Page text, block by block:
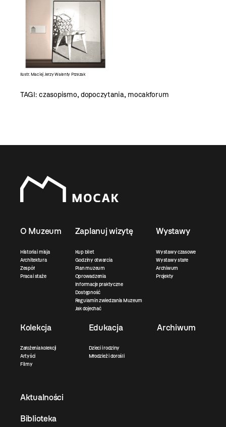
Ilustr. Maciej Jerzy Walenty Przezak
TAGI:czasopismo, dopoczytania, mocakforum
O Muzeum
Historia i misja
Architektura
Zespół
Praca i staże
Zaplanuj wizytę
Kup bilet
Godziny otwarcia
Plan muzeum
Oprowadzenia
Informacje praktyczne
Dostępność
Regulamin zwiedzania Muzeum
Jak dojechać
Wystawy
Wystawy czasowe
Wystawy stałe
Archiwum
Projekty
Kolekcja
Założenia kolekcji
Artyści
Filmy
Edukacja
Dzieci i rodziny
Młodzież i dorośli
Archiwum
Aktualności
Biblioteka